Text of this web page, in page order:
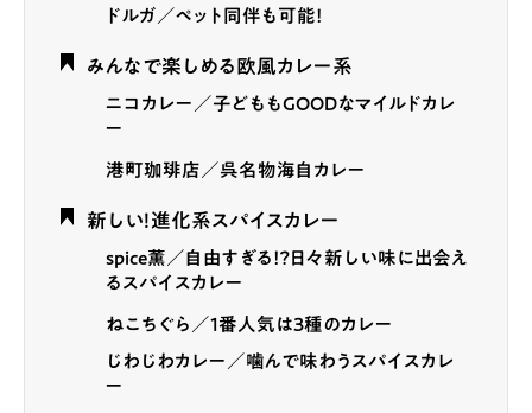
ドルガ／ペット同伴も可能！
みんなで楽しめる欧風カレー系
ニコカレー／子どももGOODなマイルドカレ
ー
港町珈琲店／呉名物海自カレー
新しい！進化系スパイスカレー
spice薫／自由すぎる！？日々新しい味に出会え
るスパイスカレー
ねこちぐら／1番人気は3種のカレー
じわじわカレー／噛んで味わうスパイスカレ
ー